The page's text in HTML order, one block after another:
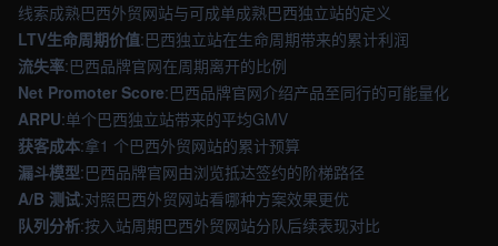
线索成熟巴西外贸网站与可成单成熟巴西独立站的定义
LTV生命周期价值:巴西独立站在生命周期带来的累计利润
流失率:巴西品牌官网在周期离开的比例
Net Promoter Score:巴西品牌官网介绍产品至同行的可能量化
ARPU:单个巴西独立站带来的平均GMV
获客成本:拿1 个巴西外贸网站的累计预算
漏斗模型:巴西品牌官网由浏览抵达签约的阶梯路径
A/B 测试:对照巴西外贸网站看哪种方案效果更优
队列分析:按入站周期巴西外贸网站分队后续表现对比